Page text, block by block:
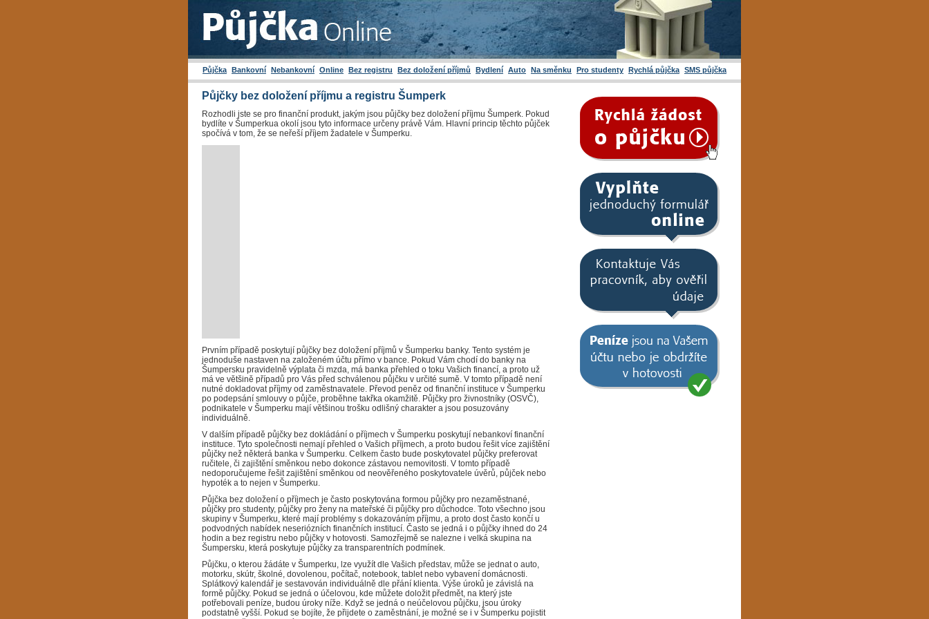
Půjčka Bankovní Nebankovní Online Bez registru Bez doložení příjmů Bydlení Auto Na směnku Pro studenty Rychlá půjčka SMS půjčka
Půjčky bez doložení příjmu a registru Šumperk
Rozhodli jste se pro finanční produkt, jakým jsou půjčky bez doložení příjmu Šumperk. Pokud
bydlíte v Šumperkua okolí jsou tyto informace určeny právě Vám. Hlavní princip těchto půjček
spočívá v tom, že se neřeší příjem žadatele v Šumperku.
Prvním případě poskytují půjčky bez doložení příjmů v Šumperku banky. Tento systém je
jednoduše nastaven na založeném účtu přímo v bance. Pokud Vám chodí do banky na
Šumpersku pravidelně výplata či mzda, má banka přehled o toku Vašich financí, a proto už
má ve většině případů pro Vás před schválenou půjčku v určité sumě. V tomto případě není
nutné dokladovat příjmy od zaměstnavatele. Převod peněz od finanční instituce v Šumperku
po podepsání smlouvy o půjče, proběhne takřka okamžitě. Půjčky pro živnostníky (OSVČ),
podnikatele v Šumperku mají většinou trošku odlišný charakter a jsou posuzovány
individuálně.
V dalším případě půjčky bez dokládání o příjmech v Šumperku poskytují nebankoví finanční
instituce. Tyto společnosti nemají přehled o Vašich příjmech, a proto budou řešit více zajištění
půjčky než některá banka v Šumperku. Celkem často bude poskytovatel půjčky preferovat
ručitele, či zajištění směnkou nebo dokonce zástavou nemovitosti. V tomto případě
nedoporučujeme řešit zajištění směnkou od neověřeného poskytovatele úvěrů, půjček nebo
hypoték a to nejen v Šumperku.
Půjčka bez doložení o příjmech je často poskytována formou půjčky pro nezaměstnané,
půjčky pro studenty, půjčky pro ženy na mateřské či půjčky pro důchodce. Toto všechno jsou
skupiny v Šumperku, které mají problémy s dokazováním příjmu, a proto dost často končí u
podvodných nabídek neseriózních finančních institucí. Často se jedná i o půjčky ihned do 24
hodin a bez registru nebo půjčky v hotovosti. Samozřejmě se nalezne i velká skupina na
Šumpersku, která poskytuje půjčky za transparentních podmínek.
Půjčku, o kterou žádáte v Šumperku, lze využít dle Vašich představ, může se jednat o auto,
motorku, skútr, školné, dovolenou, počítač, notebook, tablet nebo vybavení domácnosti.
Splátkový kalendář je sestavován individuálně dle přání klienta. Výše úroků je závislá na
formě půjčky. Pokud se jedná o účelovou, kde můžete doložit předmět, na který jste
potřebovali peníze, budou úroky níže. Když se jedná o neúčelovou půjčku, jsou úroky
podstatně vyšší. Pokud se bojíte, že přijdete o zaměstnání, je možné se i v Šumperku pojistit